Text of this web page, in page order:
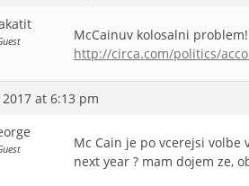
McCainuv kolosalni
http://circa.com/politics/
2017 at 6:13 pm
Mc Cain je po vcerejsi
next year ? mam dojem ze,